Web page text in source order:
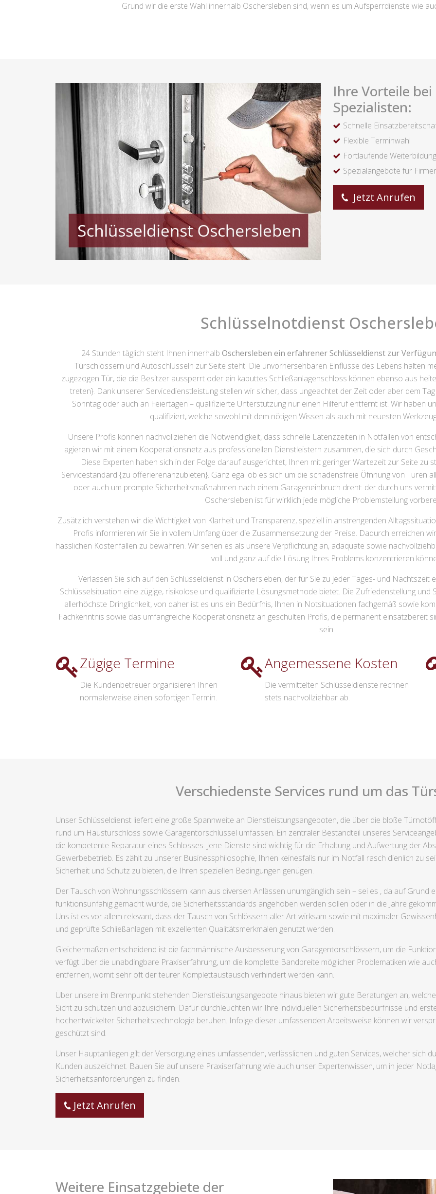
Grund wir die erste Wahl innerhalb Oschersleben sind, wenn es um Aufsperrdienste wie
Ihre Vorteile
Spezialisten:
Schnelle
Flexible Terminwahl
Fortlaufende Weiterbildung
Spezialangebote für
Jetzt Anrufen
Schlüsselnotdienst
24 Stunden täglich steht Ihnen innerhalb Oschersleben ein erfahrener Schlüsseldienst zur
Türschlössern und Autoschlüsseln zur Seite steht. Die unvorhersehbaren Einflüsse des Lebens halten
zugezogen Tür, die die Besitzer aussperrt oder ein kaputtes Schließanlagenschloss können ebenso aus
treten}. Dank unserer Servicedienstleistung stellen wir sicher, dass ungeachtet der Zeit oder aber dem
Sonntag oder auch an Feiertagen – qualifizierte Unterstützung nur einen Hilferuf entfernt ist. Wir haben
qualifiziert, welche sowohl mit dem nötigen Wissen als auch mit neuesten
Unsere Profis können nachvollziehen die Notwendigkeit, dass schnelle Latenzzeiten in Notfällen von
agieren wir mit einem Kooperationsnetz aus professionellen Dienstleistern zusammen, die sich durch
Diese Experten haben sich in der Folge darauf ausgerichtet, Ihnen mit geringer Wartezeit zur Seite zu
Servicestandard {zu offerierenanzubieten}. Ganz egal ob es sich um die schadensfreie Öfnnung von Türen
oder auch um prompte Sicherheitsmaßnahmen nach einem Garageneinbruch dreht: der durch uns
Oschersleben ist für wirklich jede mögliche Problemstellung
Zusätzlich verstehen wir die Wichtigkeit von Klarheit und Transparenz, speziell in anstrengenden
Profis informieren wir Sie in vollem Umfang über die Zusammensetzung der Preise. Dadurch erreichen
hässlichen Kostenfallen zu bewahren. Wir sehen es als unsere Verpflichtung an, adäquate sowie
voll und ganz auf die Lösung Ihres Problems konzentrieren
Verlassen Sie sich auf den Schlüsseldienst in Oschersleben, der für Sie zu jeder Tages- und Nachtszeit
Schlüsselsituation eine zügige, risikolose und qualifizierte Lösungsmethode bietet. Die Zufriedenstellung
allerhöchste Dringlichkeit, von daher ist es uns ein Bedürfnis, Ihnen in Notsituationen fachgemäß sowie
Fachkenntnis sowie das umfangreiche Kooperationsnetz an geschulten Profis, die permanent einsatzbereit
sein.
Zügige Termine
Die Kundenbetreuer organisieren Ihnen
normalerweise einen sofortigen Termin.
Angemessene Kosten
Die vermittelten Schlüsseldienste rechnen
stets nachvollziehbar ab.
Verschiedenste Services rund um das
Unser Schlüsseldienst liefert eine große Spannweite an Dienstleistungsangeboten, die über die bloße
rund um Haustürschloss sowie Garagentorschlüssel umfassen. Ein zentraler Bestandteil unseres
die kompetente Reparatur eines Schlosses. Jene Dienste sind wichtig für die Erhaltung und Aufwertung der
Gewerbebetrieb. Es zählt zu unserer Businessphilosophie, Ihnen keinesfalls nur im Notfall rasch dienlich zu
Sicherheit und Schutz zu bieten, die Ihren speziellen Bedingungen genügen.
Der Tausch von Wohnungsschlössern kann aus diversen Anlässen unumgänglich sein – sei es , da auf Grund
funktionsunfähig gemacht wurde, die Sicherheitsstandards angehoben werden sollen oder in die Jahre
Uns ist es vor allem relevant, dass der Tausch von Schlössern aller Art wirksam sowie mit maximaler
und geprüfte Schließanlagen mit exzellenten Qualitätsmerkmalen genutzt werden.
Gleichermaßen entscheidend ist die fachmännische Ausbesserung von Garagentorschlössern, um die
verfügt über die unabdingbare Praxiserfahrung, um die komplette Bandbreite möglicher Problematiken wie
entfernen, womit sehr oft der teurer Komplettaustausch verhindert werden kann.
Über unsere im Brennpunkt stehenden Dienstleistungsangebote hinaus bieten wir gute Beratungen an,
Sicht zu schützen und abzusichern. Dafür durchleuchten wir Ihre individuellen Sicherheitsbedürfnisse und
hochentwickelter Sicherheitstechnologie beruhen. Infolge dieser umfassenden Arbeitsweise können wir
geschützt sind.
Unser Hauptanliegen gilt der Versorgung eines umfassenden, verlässlichen und guten Services, welcher sich
Kunden auszeichnet. Bauen Sie auf unsere Praxiserfahrung wie auch unser Expertenwissen, um in jeder
Sicherheitsanforderungen zu finden.
Jetzt Anrufen
Weitere Einsatzgebiete der